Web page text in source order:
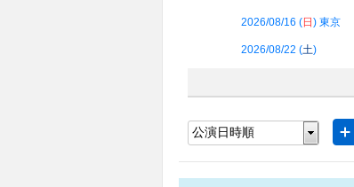
2026/08/16 (日 ) 東京
2026/08/22 (土)